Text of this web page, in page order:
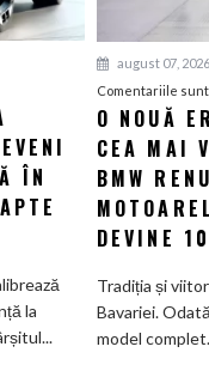
ÎN
la
august 07, 2026
Comentariile
O NOUĂ
CEA MAI
BMW
DEVINE
Tradiția și
Bavariei.
model